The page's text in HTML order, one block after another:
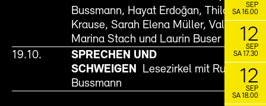
Bussmann, Hayat Erdoğan, Thilo
Krause, Sarah Elena Müller, Valeska
Marina Stach und Laurin Buser
19.10.
SPRECHEN UND
SCHWEIGEN
Lesezirkel mit Rudolf
Bussmann
SEP
SA 16.00
12
SEP
SA 17.30
12
SEP
SA 18.00